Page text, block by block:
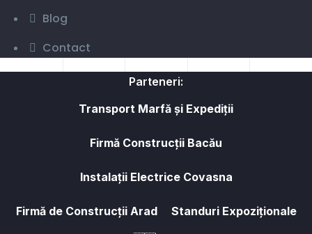
Blog
Contact
Parteneri:
Transport Marfă și Expediții
Firmă Construcții Bacău
Instalații Electrice Covasna
Firmă de Construcții Arad
Standuri Expoziționale